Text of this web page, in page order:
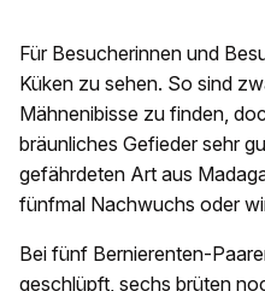
Für Besucherinnen und
Küken zu sehen. So sind
Mähnenibisse zu finden,
bräunliches Gefieder sehr
gefährdeten Art aus
fünfmal Nachwuchs oder
Bei fünf Bernierenten-
geschlüpft, sechs brüten